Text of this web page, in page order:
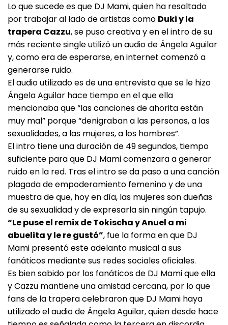
Lo que sucede es que DJ Mami, quien ha resaltado
por trabajar al lado de artistas como Duki y la
trapera Cazzu, se puso creativa y en el intro de su
más reciente single utilizó un audio de Ángela Aguilar
y, como era de esperarse, en internet comenzó a
generarse ruido.
El audio utilizado es de una entrevista que se le hizo
Ángela Aguilar hace tiempo en el que ella
mencionaba que “las canciones de ahorita están
muy mal” porque “denigraban a las personas, a las
sexualidades, a las mujeres, a los hombres”.
El intro tiene una duración de 49 segundos, tiempo
suficiente para que DJ Mami comenzara a generar
ruido en la red. Tras el intro se da paso a una canción
plagada de empoderamiento femenino y de una
muestra de que, hoy en día, las mujeres son dueñas
de su sexualidad y de expresarla sin ningún tapujo.
“Le puse el remix de Tokischa y Anuel a mi
abuelita y le re gustó”, fue la forma en que DJ
Mami presentó este adelanto musical a sus
fanáticos mediante sus redes sociales oficiales.
Es bien sabido por los fanáticos de DJ Mami que ella
y Cazzu mantiene una amistad cercana, por lo que
fans de la trapera celebraron que DJ Mami haya
utilizado el audio de Ángela Aguilar, quien desde hace